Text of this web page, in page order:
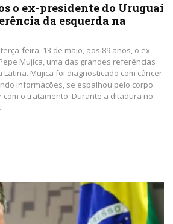
o ex-presidente do Uruguai
da esquerda na
feira, 13 de maio, aos 89 anos, o ex-
Mujica, uma das grandes referências
Mujica foi diagnosticado com câncer
informações, se espalhou pelo corpo.
com o tratamento. Durante a ditadura no